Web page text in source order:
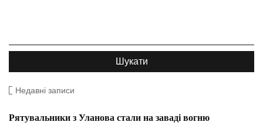
Недавні записи
Рятувальники з Уланова стали на заваді вогню